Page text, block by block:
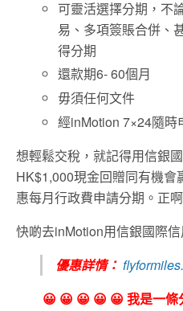
可靈活選擇分期，不
易、多項簽賬合併、
得分期
還款期6- 60個月
毋須任何文件
經inMotion 7×24隨時
想輕鬆交稅，就記得用信銀
HK$1,000現金回贈同有機
惠每月行政費申請分期。正啊
快啲去inMotion用信銀國際信
優惠詳情：
😀 😀 😀 😀 😀 我是一